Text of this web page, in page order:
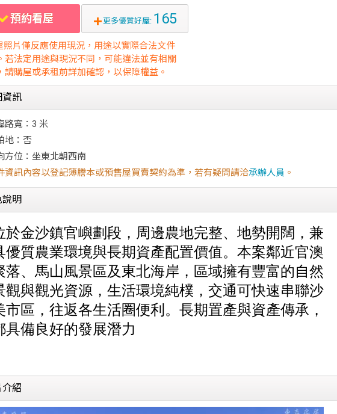
預約看屋 更多優質好屋: 165
照片僅反應使用現況，用途以實際合法文件
若法定用途與現況不同，可能違法並有相關
請購屋或承租前詳加確認，以保障權益。
資訊
路寬：3 米
地：否
方位：坐東北朝西南
資訊內容以登記簿謄本或預售屋買賣契約為準，若有疑問請洽承辦人員 。
明
介紹